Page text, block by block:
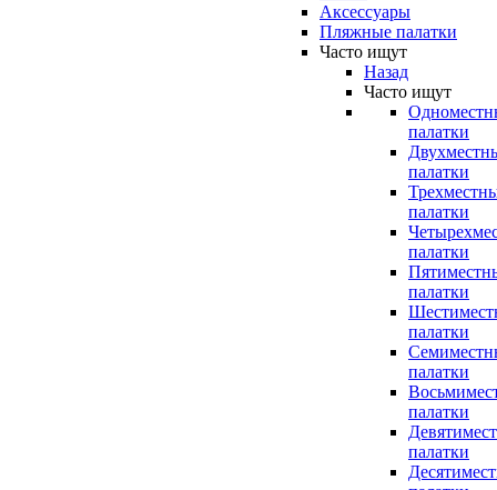
Аксессуары
Пляжные палатки
Часто ищут
Назад
Часто ищут
палатки
палатки
палатки
палатки
палатки
палатки
палатки
палатки
палатки